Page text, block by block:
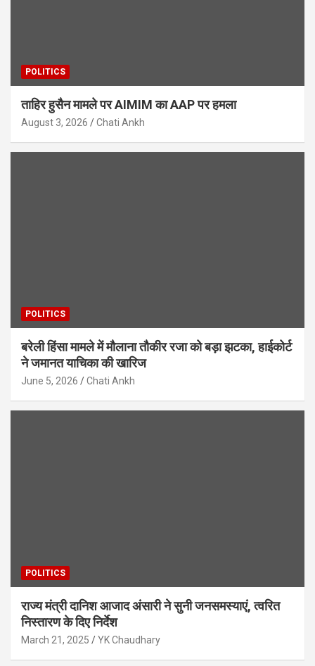
POLITICS
ताहिर हुसैन मामले पर AIMIM का AAP पर हमला
August 3, 2026 Chati Ankh
POLITICS
बरेली हिंसा मामले में मौलाना तौकीर रजा को बड़ा झटका, हाईकोर्ट
ने जमानत याचिका की खारिज
June 5, 2026 Chati Ankh
POLITICS
राज्य मंत्री दानिश आजाद अंसारी ने सुनी जनसमस्याएं, त्वरित
निस्तारण के दिए निर्देश
March 21, 2025 YK Chaudhary